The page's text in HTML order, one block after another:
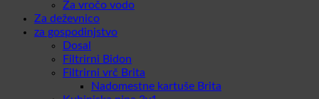
Za vročo vodo
Za deževnico
za gospodinjstvo
Dosal
Filtrirni Bidon
Filtrirni vrč Brita
Nadomestne kartuše Brita